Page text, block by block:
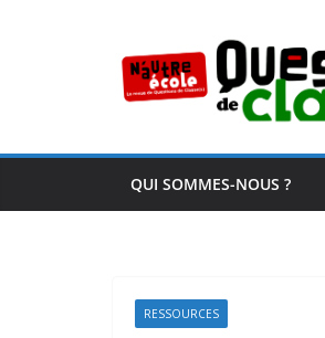
QUI SOMMES-NOUS ?
RESSOURCES